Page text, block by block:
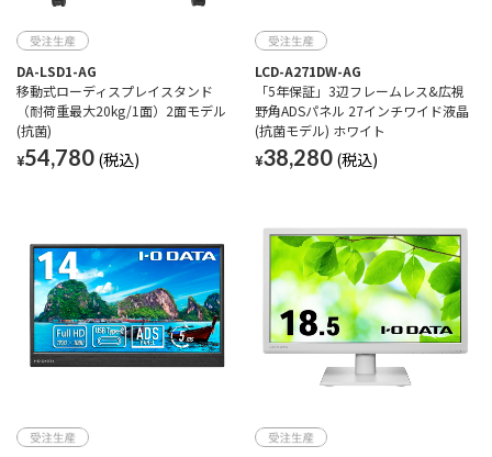
DA-LSD1-AG
移動式ローディスプレイスタンド
（耐荷重最大20kg/1面）2面モデル
(抗菌)
¥54,780
LCD-A271DW-AG
「5年保証」3辺フレームレス&広視
野角ADSパネル 27インチワイド液晶
(抗菌モデル) ホワイト
¥38,280